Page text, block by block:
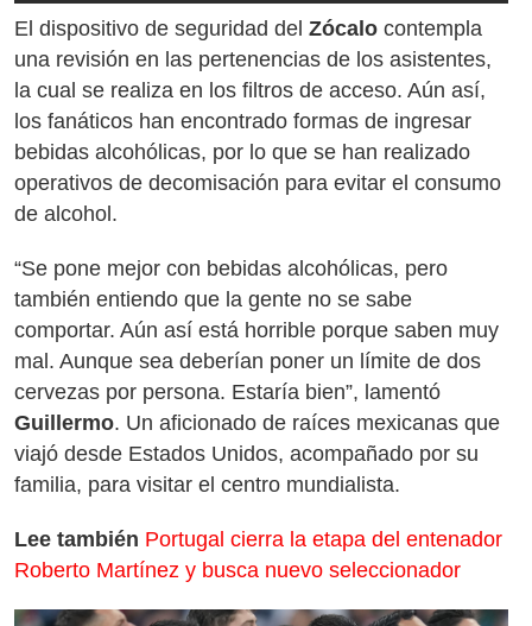
El dispositivo de seguridad del Zócalo contempla
una revisión en las pertenencias de los asistentes,
la cual se realiza en los filtros de acceso. Aún así,
los fanáticos han encontrado formas de ingresar
bebidas alcohólicas, por lo que se han realizado
operativos de decomisación para evitar el consumo
de alcohol.
“Se pone mejor con bebidas alcohólicas, pero
también entiendo que la gente no se sabe
comportar. Aún así está horrible porque saben muy
mal. Aunque sea deberían poner un límite de dos
cervezas por persona. Estaría bien”, lamentó
Guillermo. Un aficionado de raíces mexicanas que
viajó desde Estados Unidos, acompañado por su
familia, para visitar el centro mundialista.
Lee también Portugal cierra la etapa del entenador
Roberto Martínez y busca nuevo seleccionador